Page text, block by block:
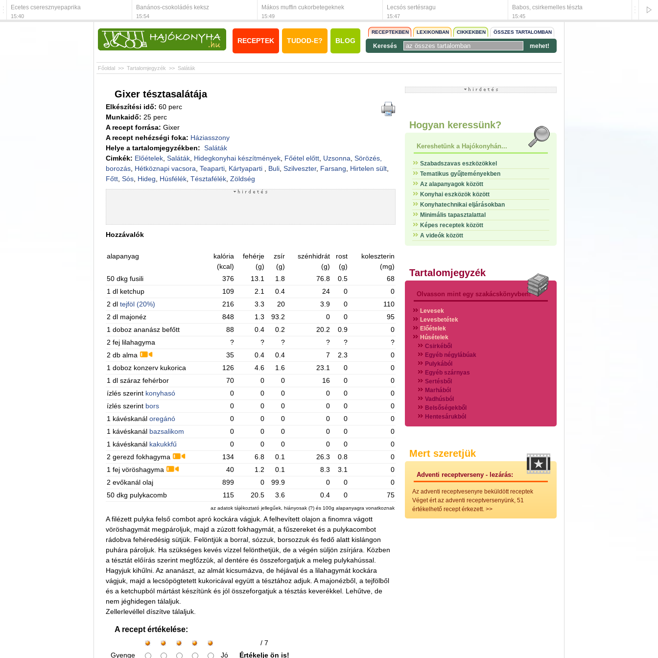
Ecetes cseresznyepaprika
15:40
Banános-csokoládés keksz
15:54
Mákos muffin cukorbetegeknek
15:49
Lecsós sertésragu
15:47
Babos, csirkemelles tészta
15:45
RECEPTEK TUDOD-E? BLOG
RECEPTEKBEN LEXIKONBAN CIKKEKBEN ÖSSZES TARTALOMBAN
Keresés mehet!
Főoldal >> Tartalomjegyzék >> Saláták
Gixer tésztasalátája
Elkészítési idő: 60 perc
Munkaidő: 25 perc
A recept forrása: Gixer
A recept nehézségi foka: Háziasszony
Helye a tartalomjegyzékben: Saláták
Cimkék: Előételek, Saláták, Hidegkonyhai készítmények, Főétel előtt, Uzsonna Sörözés,
borozás, Hétköznapi vacsora Teaparti, Kártyaparti Buli, Szilveszter, Farsang Hirtelen sült,
Főtt, Sós, Hideg Húsfélék, Tésztafélék, Zöldség
Hozzávalók
alapanyag
kalória
(kcal)
fehérje
(g)
zsír
(g)
szénhidrát
(g)
rost
(g)
koleszterin
(mg)
50 dkg fusili
376 13.1 1.8 76.8 0.5
68
1 dl ketchup
109 2.1 0.4 24 0
0
2 dl tejföl (20%) 216 3.3 20 3.9 0
110
2 dl majonéz
848 1.3 93.2 0 0
95
1 doboz ananász befőtt
88 0.4 0.2 20.2 0.9
0
2 fej lilahagyma
? ? ? ? ?
?
2 db alma
35 0.4 0.4 7 2.3
0
1 doboz konzerv kukorica
126 4.6 1.6 23.1 0
0
1 dl száraz fehérbor
70 0 0 16 0
0
ízlés szerint konyhasó 0 0 0 0 0
0
ízlés szerint bors 0 0 0 0 0
0
1 kávéskanál oregánó 0 0 0 0 0
0
1 kávéskanál bazsalikom 0 0 0 0 0
0
1 kávéskanál kakukkfű 0 0 0 0 0
0
2 gerezd fokhagyma
134 6.8 0.1 26.3 0.8
0
1 fej vöröshagyma
40 1.2 0.1 8.3 3.1
0
2 evőkanál olaj
899 0 99.9 0 0
0
50 dkg pulykacomb
115 20.5 3.6 0.4 0 75
az adatok tájékoztató jellegűek, hiányosak (?) és 100g alapanyagra vonatkoznak
A filézett pulyka felső combot apró kockára vágjuk. A felhevített olajon a finomra vágott
vöröshagymát megpároljuk, majd a zúzott fokhagymát, a fűszereket és a pulykacombot
rádobva fehéredésig sütjük. Felöntjük a borral, sózzuk, borsozzuk és fedő alatt kislángon
puhára pároljuk. Ha szükséges kevés vízzel felönthetjük, de a végén süljön zsírjára. Közben
a tésztát előírás szerint megfőzzük, al dentére és összeforgatjuk a meleg pulykahússal.
Hagyjuk kihűlni. Az ananászt, az almát kicsumázva, de héjával és a lilahagymát kockára
vágjuk, majd a lecsöpögtetett kukoricával együtt a tésztához adjuk. A majonézből, a tejfölből
és a ketchupból mártást készítünk és jól összeforgatjuk a tésztás keverékkel. Lehűtve, de
nem jéghidegen tálaljuk.
Zellerlevéllel díszítve tálaljuk.
A recept értékelése:
/ 7
Gyenge
Jó Értékelje ön is!
Hogyan keressünk?
Kereshetünk a Hajókonyhán...
Szabadszavas eszközökkel
Tematikus gyűjteményekben
Az alapanyagok között
Konyhai eszközök között
Konyhatechnikai eljárásokban
Minimális tapasztalattal
Képes receptek között
A videók között
Tartalomjegyzék
Olvasson mint egy szakácskönyvben!
Levesek
Levesbetétek
Előételek
Húsételek
Csirkéből
Egyéb négylábúak
Pulykából
Egyéb szárnyas
Sertésből
Marhából
Vadhúsból
Belsőségekből
Hentesárukból
Vadszárnyasokból
Halak
Hidegvérűek
Klasszikus főzelékek
Zöldséges ételek
Saláták
Hidegkonyhai készítmények
Mert szeretjük
Adventi receptverseny - lezárás:
Az adventi receptvesenyre beküldött receptek
Véget ért az adventi receptversenyünk, 51
értékelhető recept érkezett.>>